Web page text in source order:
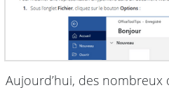
Aujourd’hui, des